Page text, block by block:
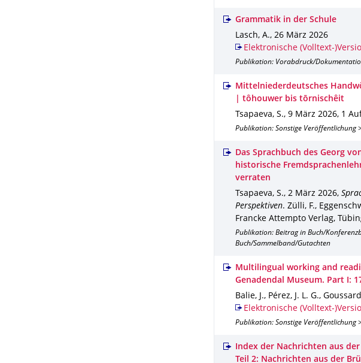
Grammatik in der Schule
Lasch, A., 26 März 2026
Elektronische (Volltext-
Publikation: Vorabdruck/
Mittelniederdeutsches
| tôhouwer bis tōrnischêit
Tsapaeva, S., 9 März 2026, 1
Publikation: Sonstige Veröffentlichung
Das Sprachbuch des Georg
historische
verraten
Tsapaeva, S., 2 März 2026,
Perspektiven. Zülli, F.,
Francke Attempto Verlag,
Publikation: Beitrag in Buch/
Buch/Sammelband/Gutachten
Multilingual working and
Genadendal Museum. Part I:
Balie, J., Pérez, J. L. G.,
Elektronische (Volltext-
Publikation: Sonstige Veröffentlichung
Index der Nachrichten aus
Teil 2: Nachrichten aus der